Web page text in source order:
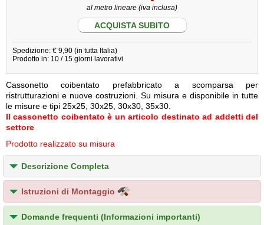
al metro lineare (iva inclusa)
ACQUISTA SUBITO
Spedizione: € 9,90 (in tutta Italia)
Prodotto in: 10 / 15 giorni lavorativi
Cassonetto coibentato prefabbricato a scomparsa per
ristrutturazioni e nuove costruzioni. Su misura e disponibile in tutte
le misure e tipi 25x25, 30x25, 30x30, 35x30.
Il cassonetto coibentato è un articolo destinato ad addetti del
settore
Prodotto realizzato su misura
Descrizione Completa
Istruzioni di Montaggio
Domande frequenti (Informazioni importanti)